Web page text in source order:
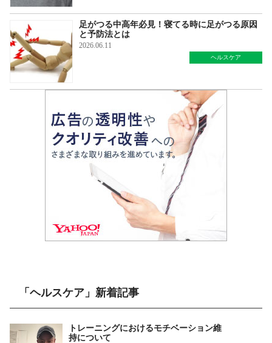
足がつる中高年必見！寝てる時に足がつる原因
と予防法とは
2026.06.11
ヘルスケア
「ヘルスケア」新着記事
トレーニングにおけるモチベーション維
持について